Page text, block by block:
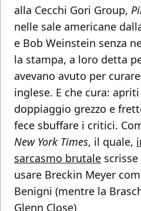
alla Cecchi Gori Group,
nelle sale americane
e Bob Weinstein senza
la stampa, a loro detta
avevano avuto per
inglese. E che cura:
doppiaggio grezzo e
fece sbuffare i critici.
New York Times, il quale,
sarcasmo brutale
usare Breckin Meyer
Benigni (mentre la
Glenn Close)